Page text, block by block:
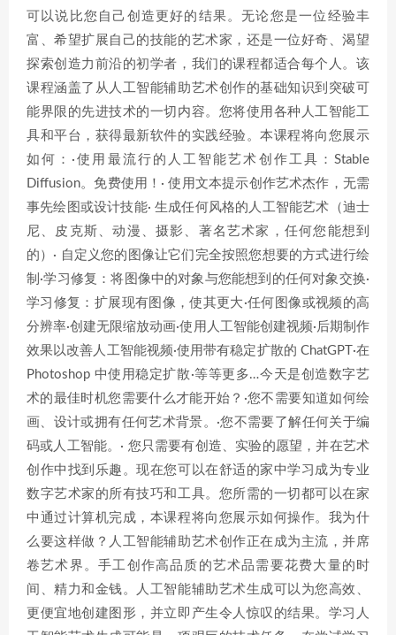
可以说比您自己创造更好的结果。无论您是一位经验丰
富、希望扩展自己的技能的艺术家，还是一位好奇、渴望
探索创造力前沿的初学者，我们的课程都适合每个人。该
课程涵盖了从人工智能辅助艺术创作的基础知识到突破可
能界限的先进技术的一切内容。您将使用各种人工智能工
具和平台，获得最新软件的实践经验。本课程将向您展示
如何：·使用最流行的人工智能艺术创作工具：Stable
Diffusion。免费使用！· 使用文本提示创作艺术杰作，无需
事先绘图或设计技能· 生成任何风格的人工智能艺术（迪士
尼、皮克斯、动漫、摄影、著名艺术家，任何您能想到
的）· 自定义您的图像让它们完全按照您想要的方式进行绘
制·学习修复：将图像中的对象与您能想到的任何对象交换·
学习修复：扩展现有图像，使其更大·任何图像或视频的高
分辨率·创建无限缩放动画·使用人工智能创建视频·后期制作
效果以改善人工智能视频·使用带有稳定扩散的 ChatGPT·在
Photoshop 中使用稳定扩散·等等更多…今天是创造数字艺
术的最佳时机您需要什么才能开始？·您不需要知道如何绘
画、设计或拥有任何艺术背景。·您不需要了解任何关于编
码或人工智能。· 您只需要有创造、实验的愿望，并在艺术
创作中找到乐趣。现在您可以在舒适的家中学习成为专业
数字艺术家的所有技巧和工具。您所需的一切都可以在家
中通过计算机完成，本课程将向您展示如何操作。我为什
么要这样做？人工智能辅助艺术创作正在成为主流，并席
卷艺术界。手工创作高品质的艺术品需要花费大量的时
间、精力和金钱。人工智能辅助艺术生成可以为您高效、
更便宜地创建图形，并立即产生令人惊叹的结果。学习人